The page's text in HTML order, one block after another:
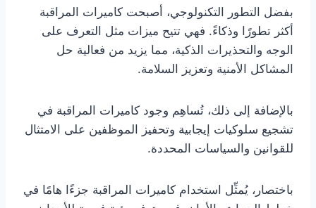
بفضل التطور التكنولوجي، أصبحت كاميرات المراقبة
أكثر تطورًا وذكاءً. فهي تتيح ميزات مثل التعرف على
الوجه والتحذيرات الذكية، مما يزيد من فعالية حل
المشاكل الأمنية وتعزيز السلامة.
بالإضافة إلى ذلك، تُساهِم وجود كاميرات المراقبة في
تشجيع سلوكيات إيجابية وتحفيز الموظفين على الامتثال
للقوانين والسياسات المحددة.
باختصار، يُمثِّل استخدام كاميرات المراقبة جزءًا هامًا في